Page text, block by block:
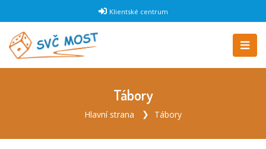
Klientské centrum
Tábory
Hlavní strana Tábory